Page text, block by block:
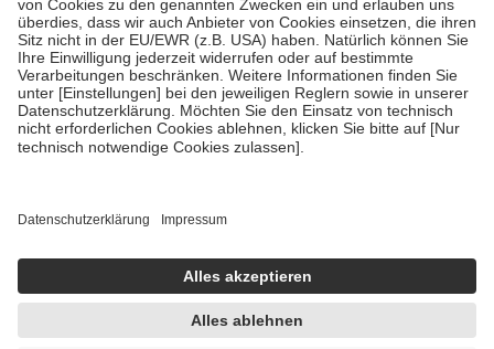
• Kindern und Jugendlichen bis zum vollendeten 18. Lebensjahr
mit Ausnahme der Fahrkosten
• Untersuchungen zur Vorsorge und Früherkennung, die von der
GKV getragen werden
• empfohlenen Schutzimpfungen
• Harn- und Blutteststreifen
getroffen, um sicherzustellen, dass es sich um echte Bewertungen
https://help.etrusted.com/hc/de/articles/4419944605341
Einige Bilder und Inhalte wurden unter Zuhilfenahme künstlicher